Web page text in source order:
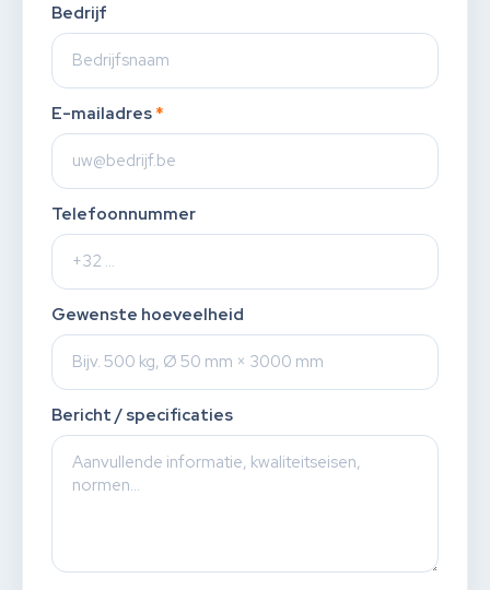
Bedrijf
E-mailadres *
Telefoonnummer
Gewenste hoeveelheid
Bericht / specificaties